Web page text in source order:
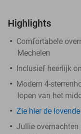
Highlights
Comfortabele
Mechelen
Inclusief heerlijk
Modern 4-
lopen van het
Zie hier de
Jullie overnachten